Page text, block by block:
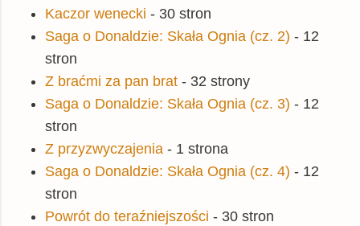
Kaczor wenecki - 30 stron
Saga o Donaldzie: Skała Ognia (cz. 2) - 12
stron
Z braćmi za pan brat - 32 strony
Saga o Donaldzie: Skała Ognia (cz. 3) - 12
stron
Z przyzwyczajenia - 1 strona
Saga o Donaldzie: Skała Ognia (cz. 4) - 12
stron
Powrót do teraźniejszości - 30 stron